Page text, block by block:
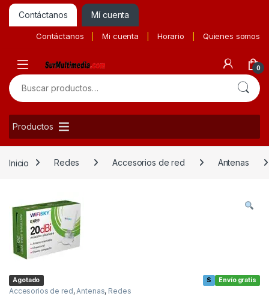
Contáctanos Mí cuenta
Contáctanos Mi cuenta Horario Quienes somos
0
Buscar por:
Productos
Inicio Redes Accesorios de red Antenas
Envío gratis
S
Agotado
Accesorios de red,Antenas, Redes